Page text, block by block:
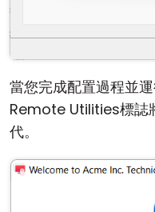
當您完成配置過程並
Remote Utilities標誌
代。